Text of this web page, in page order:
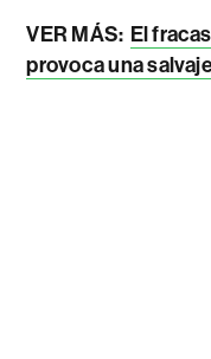
VER MÁS: El
provoca una